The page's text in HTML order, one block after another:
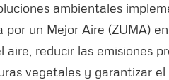
ambientales
por un Mejor Aire (ZUMA)
aire, reducir las emisiones
vegetales y garantizar